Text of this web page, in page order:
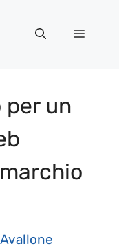
Menu
per un